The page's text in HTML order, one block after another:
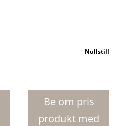
Nullstill
Be om pris
produkt med